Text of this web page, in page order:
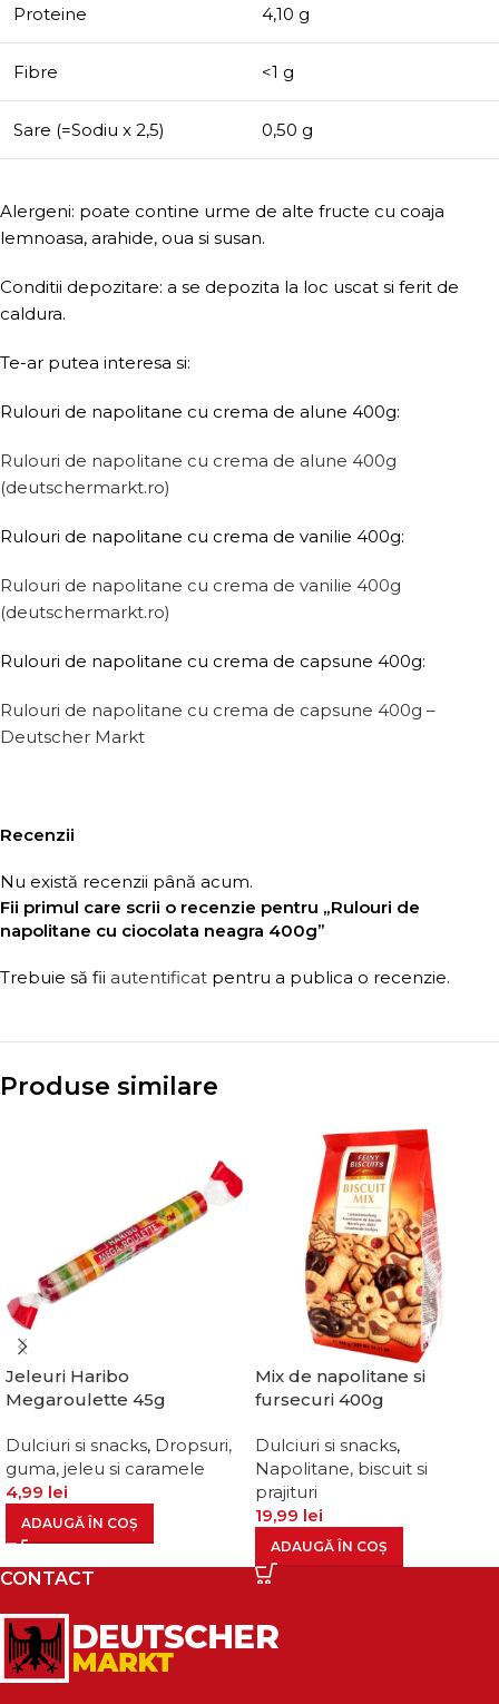
Proteine 4,10 g
Fibre <1 g
Sare (=Sodiu x 2,5) 0,50 g
Alergeni: poate contine urme de alte fructe cu coaja
lemnoasa, arahide, oua si susan.
Conditii depozitare: a se depozita la loc uscat si ferit de
caldura.
Te-ar putea interesa si:
Rulouri de napolitane cu crema de alune 400g:
Rulouri de napolitane cu crema de alune 400g
(deutschermarkt.ro)
Rulouri de napolitane cu crema de vanilie 400g:
Rulouri de napolitane cu crema de vanilie 400g
(deutschermarkt.ro)
Rulouri de napolitane cu crema de capsune 400g:
Rulouri de napolitane cu crema de capsune 400g –
Deutscher Markt
Recenzii
Nu există recenzii până acum.
Fii primul care scrii o recenzie pentru „Rulouri de
napolitane cu ciocolata neagra 400g”
Trebuie să fii autentificat pentru a publica o recenzie.
Produse similare
Jeleuri Haribo
Megaroulette 45g
Dulciuri si snacks, Dropsuri,
guma, jeleu si caramele
4,99 lei
ADAUGĂ ÎN COȘ
Mix de napolitane si
fursecuri 400g
Dulciuri si snacks,
Napolitane, biscuit si
prajituri
19,99 lei
ADAUGĂ ÎN COȘ
CONTACT